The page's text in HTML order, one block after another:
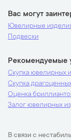
Вас могут
Ювелирные
Подвески
Рекомендуемые
Скупка ювелирных
Скупка
Оценка
Залог ювелирных
В связи с